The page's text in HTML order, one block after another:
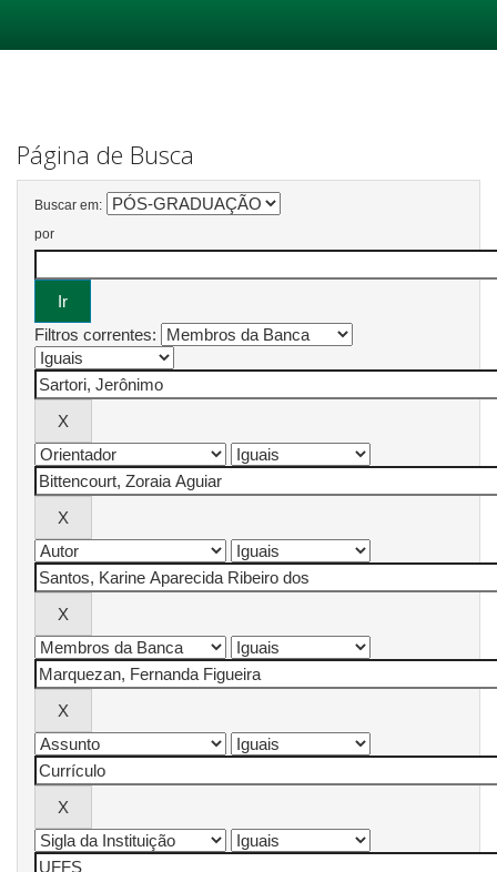
Página de Busca
Buscar em:
por
Filtros correntes: